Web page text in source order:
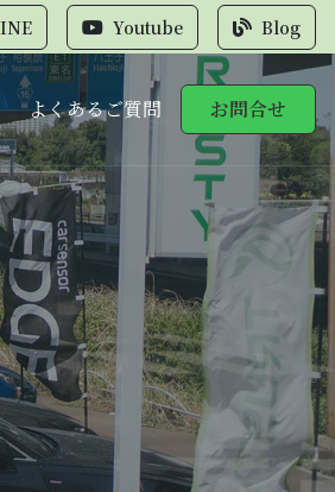
Youtube Blog
よくあるご質問 お問合せ